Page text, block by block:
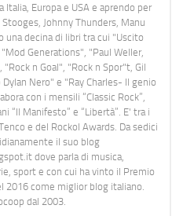
Europa e USA e aprendo per
Johnny Thunders, Manu
una decina di libri tra cui "Uscito
Generations", "Paul Weller,
"Rock n Goal", "Rock n Spor"t, Gil
Nero" e "Ray Charles- Il genio
con i mensili “Classic Rock”,
“Il Manifesto” e “Libertà”. E' tra i
e del Rockol Awards. Da sedici
il suo blog
dove parla di musica,
sport e con cui ha vinto il Premio
2016 come miglior blog italiano.
dal 2003.